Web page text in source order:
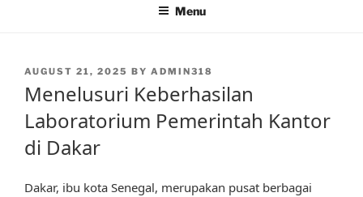
Menu
POSTED
AUGUST 21, 2025 BY ADMIN318
Menelusuri Keberhasilan
Laboratorium Pemerintah Kantor
di Dakar
Dakar, ibu kota Senegal, merupakan pusat berbagai